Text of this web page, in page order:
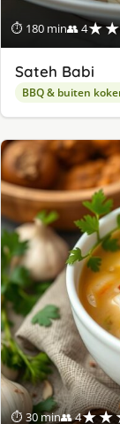
⏱ 180 min👥 4
Sateh Babi
BBQ & buiten
⏱ 30 min👥 4